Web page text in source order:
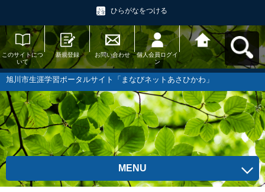
ひらがなをつける
このサイトにつ
いて
新規登録 お問い合わせ
個人会員ログイ
ン
旭川市生涯学習
ポータルサイト
「まなびネット
あさひかわ」へ
戻る
旭川市生涯学習ポータルサイト「まなびネットあさひかわ」
MENU